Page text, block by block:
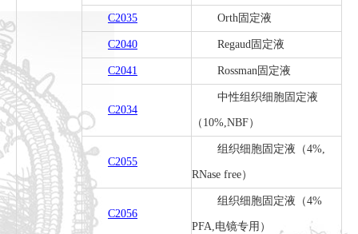
C2035 Orth固定液
C2040 Regaud固定液
C2041 Rossman固定液
C2034
中性组织细胞固定液
（10%,NBF）
C2055
组织细胞固定液（4%,
RNase free）
C2056
组织细胞固定液（4%
PFA,电镜专用）